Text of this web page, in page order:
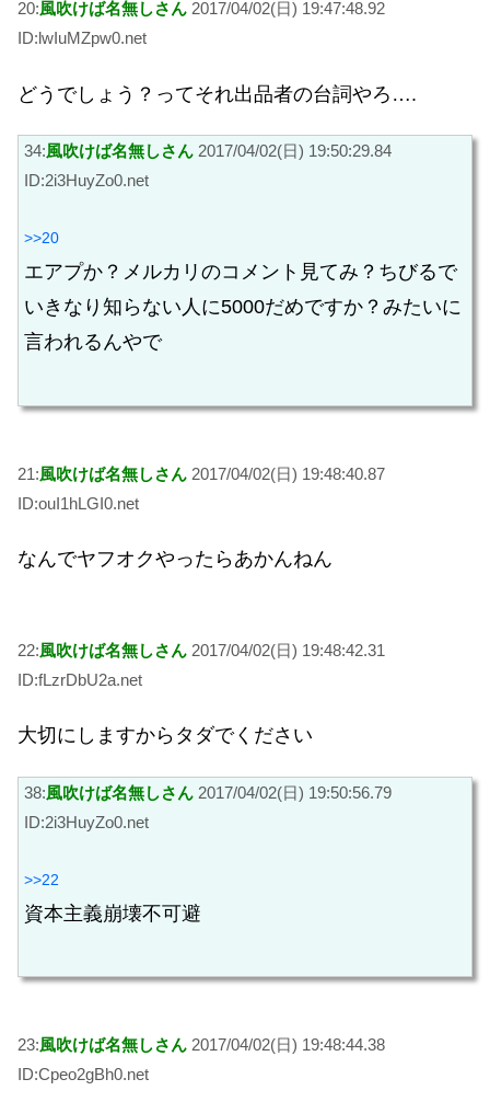
20:風吹けば名無しさん 2017/04/02(日) 19:47:48.92
ID:lwIuMZpw0.net
どうでしょう？ってそれ出品者の台詞やろ….
34:風吹けば名無しさん 2017/04/02(日) 19:50:29.84
ID:2i3HuyZo0.net
>>20
エアプか？メルカリのコメント見てみ？ちびるで
いきなり知らない人に5000だめですか？みたいに
言われるんやで
21:風吹けば名無しさん 2017/04/02(日) 19:48:40.87
ID:ouI1hLGI0.net
なんでヤフオクやったらあかんねん
22:風吹けば名無しさん 2017/04/02(日) 19:48:42.31
ID:fLzrDbU2a.net
大切にしますからタダでください
38:風吹けば名無しさん 2017/04/02(日) 19:50:56.79
ID:2i3HuyZo0.net
>>22
資本主義崩壊不可避
23:風吹けば名無しさん 2017/04/02(日) 19:48:44.38
ID:Cpeo2gBh0.net